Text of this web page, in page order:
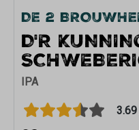
DE 2
D'R
IPA